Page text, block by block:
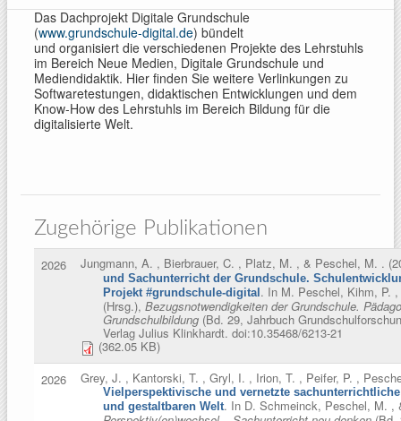
Das Dachprojekt Digitale Grundschule
(www.grundschule-digital.de) bündelt
und organisiert die verschiedenen Projekte des Lehrstuhls
im Bereich Neue Medien, Digitale Grundschule und
Mediendidaktik. Hier finden Sie weitere Verlinkungen zu
Softwaretestungen, didaktischen Entwicklungen und dem
Know-How des Lehrstuhls im Bereich Bildung für die
digitalisierte Welt.
Zugehörige Publikationen
2026 Jungmann, A. , Bierbrauer, C. , Platz, M. , & Peschel, M. .
und Sachunterricht der Grundschule.
Projekt #grundschule-digital . In M. Peschel, Kihm, P.
(Hrsg.), Bezugsnotwendigkeiten der Grundschule.
Grundschulbildung (Bd. 29, Jahrbuch
Verlag Julius Klinkhardt. doi:10.35468/6213-21
(362.05 KB)
2026
Grey, J. , Kantorski, T. , Gryl, I. , Irion, T. , Peifer, P. ,
Vielperspektivische und vernetzte
und gestaltbaren Welt. In D. Schmeinck, Peschel, M. ,